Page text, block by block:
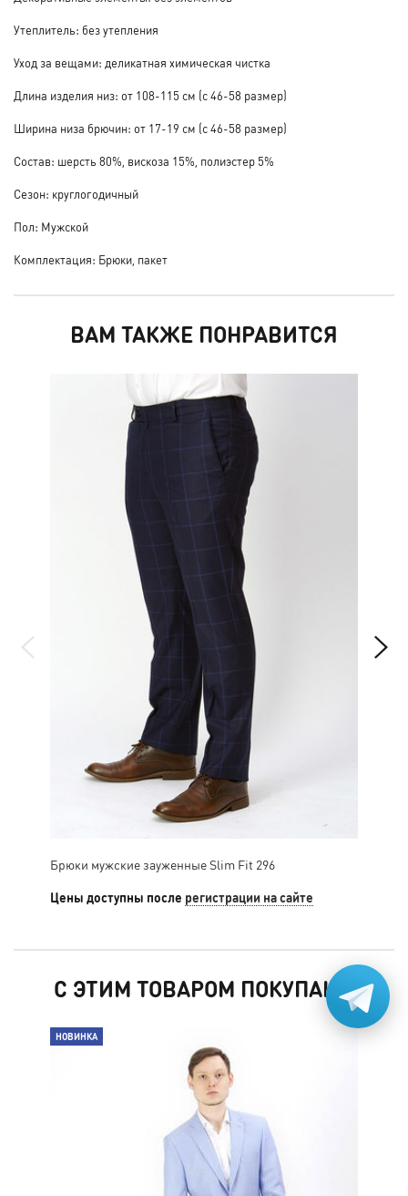
Утеплитель: без утепления
Уход за вещами: деликатная химическая чистка
Длина изделия низ: от 108-115 см (с 46-58 размер)
Ширина низа брючин: от 17-19 см (с 46-58 размер)
Состав: шерсть 80%, вискоза 15%, полиэстер 5%
Сезон: круглогодичный
Пол: Мужской
Комплектация: Брюки, пакет
ВАМ ТАКЖЕ ПОНРАВИТСЯ
Брюки мужские зауженные Slim Fit 296
Цены доступны после регистрации на сайте
С ЭТИМ ТОВАРОМ ПОКУПАЮТ
НОВИНКА